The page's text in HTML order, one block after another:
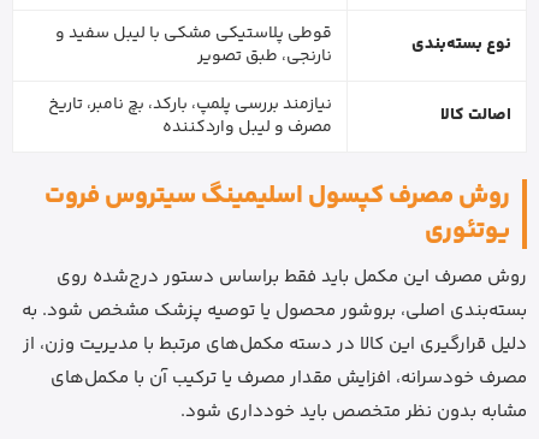
نوع بسته‌بندی
قوطی پلاستیکی مشکی با لیبل سفید و
نارنجی، طبق تصویر
اصالت کالا
نیازمند بررسی پلمپ، بارکد، بچ نامبر، تاریخ
مصرف و لیبل واردکننده
روش مصرف کپسول اسلیمینگ سیتروس فروت
یوتئوری
روش مصرف این مکمل باید فقط براساس دستور درج‌شده روی
بسته‌بندی اصلی، بروشور محصول یا توصیه پزشک مشخص شود. به
دلیل قرارگیری این کالا در دسته مکمل‌های مرتبط با مدیریت وزن، از
مصرف خودسرانه، افزایش مقدار مصرف یا ترکیب آن با مکمل‌های
مشابه بدون نظر متخصص باید خودداری شود.